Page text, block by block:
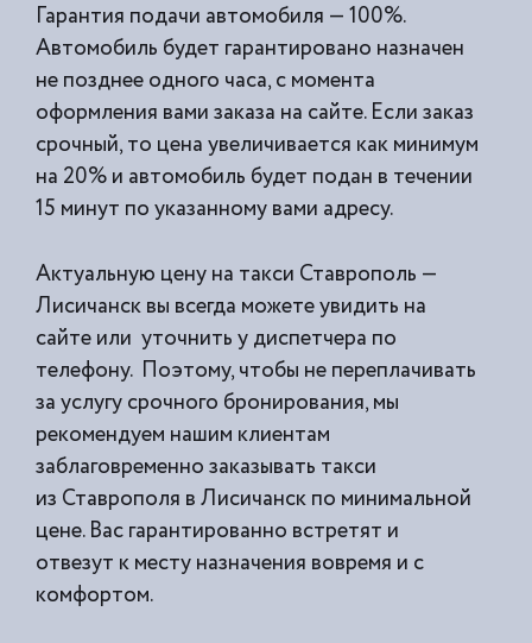
Гарантия подачи автомобиля — 100%.
Автомобиль будет гарантировано назначен
не позднее одного часа, с момента
оформления вами заказа на сайте. Если заказ
срочный, то цена увеличивается как минимум
на 20% и автомобиль будет подан в течении
15 минут по указанному вами адресу.
Актуальную цену на такси Ставрополь —
Лисичанск вы всегда можете увидить на
сайте или уточнить у диспетчера по
телефону. Поэтому, чтобы не переплачивать
за услугу срочного бронирования, мы
рекомендуем нашим клиентам
заблаговременно заказывать такси
из Ставрополя в Лисичанск по минимальной
цене. Вас гарантированно встретят и
отвезут к месту назначения вовремя и с
комфортом.